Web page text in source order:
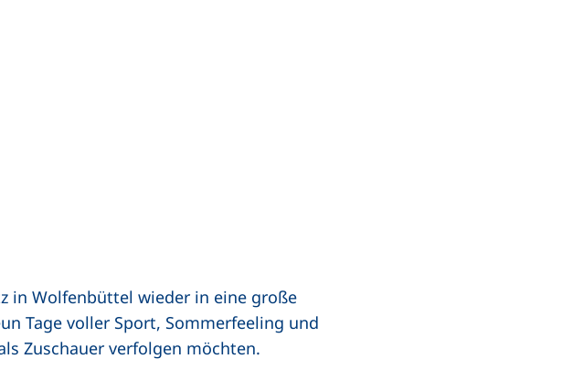
in Wolfenbüttel wieder in eine große
Tage voller Sport, Sommerfeeling und
Zuschauer verfolgen möchten.